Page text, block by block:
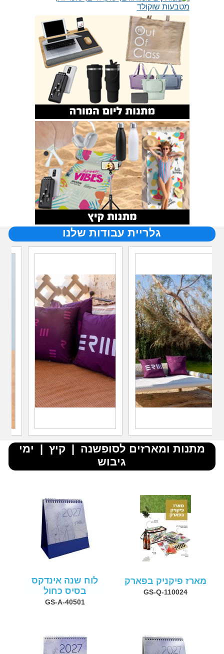
מתנות ומארזים לסופשנה | קיץ | ימי
גיבוש
גלריית עבודות שלנו
מארז פיקניק בפארק
GS-Q-110024
לוח שנה אינדקס
בסיס כחול
GS-A-40501